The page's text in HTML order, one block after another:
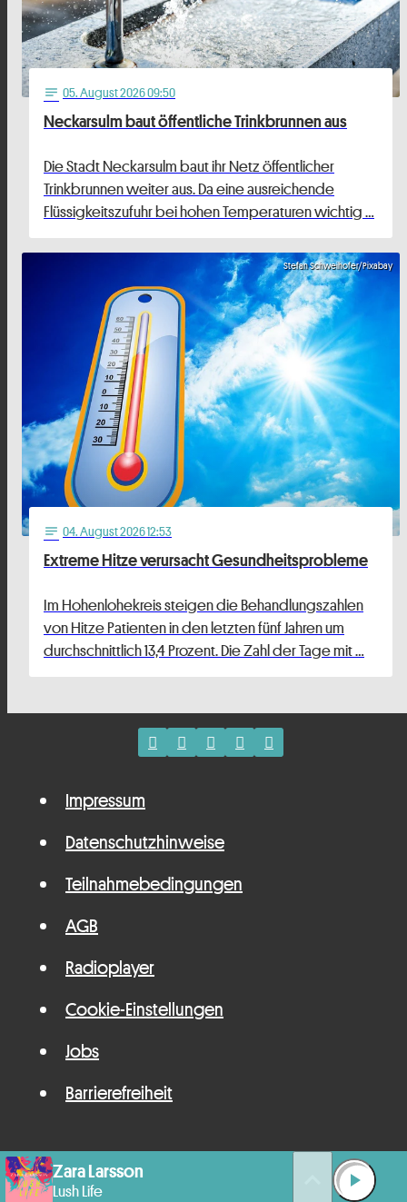
notes 05. August 2026 09:50
Neckarsulm baut öffentliche Trinkbrunnen aus
Die Stadt Neckarsulm baut ihr Netz öffentlicher
Trinkbrunnen weiter aus. Da eine ausreichende
Flüssigkeitszufuhr bei hohen Temperaturen wichtig …
Stefan Schweihofer/Pixabay
notes 04. August 2026 12:53
Extreme Hitze verursacht Gesundheitsprobleme
Im Hohenlohekreis steigen die Behandlungszahlen
von Hitze Patienten in den letzten fünf Jahren um
durchschnittlich 13,4 Prozent. Die Zahl der Tage mit …
Impressum
Datenschutzhinweise
Teilnahmebedingungen
AGB
Radioplayer
Cookie-Einstellungen
Jobs
Barrierefreiheit
Zara Larsson
Lush Life play_arrow